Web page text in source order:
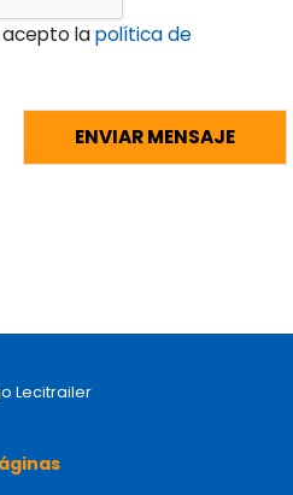
lapolítica de